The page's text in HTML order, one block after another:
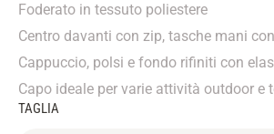
Foderato in tessuto poliestere
Centro davanti con zip, tasche mani
Cappuccio, polsi e fondo rifiniti con
Capo ideale per varie attività outdoor e
TAGLIA